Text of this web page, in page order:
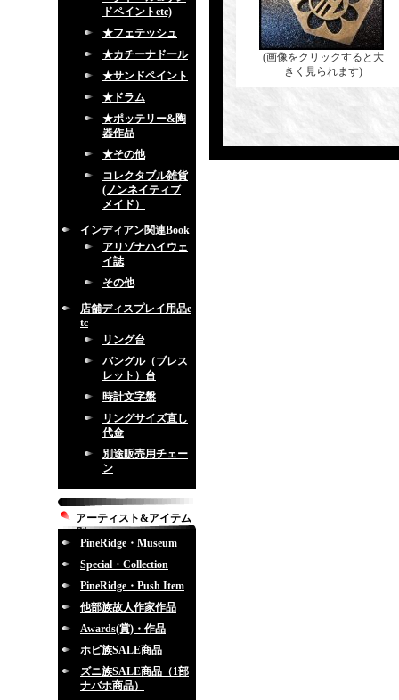
ドペイントetc)
★フェテッシュ
★カチーナドール
★サンドペイント
★ドラム
★ポッテリー&陶
器作品
★その他
コレクタブル雑貨
(ノンネイティブ
メイド）
インディアン関連Book
アリゾナハイウェ
イ誌
その他
店舗ディスプレイ用品e
tc
リング台
バングル（ブレス
レット）台
時計文字盤
リングサイズ直し
代金
別途販売用チェー
ン
アーティスト&アイテム
別
PineRidge・Museum
Special・Collection
PineRidge・Push Item
他部族故人作家作品
Awards(賞)・作品
ホピ族SALE商品
ズニ族SALE商品（1部
ナバホ商品）
(画像をクリックすると大
きく見られます)